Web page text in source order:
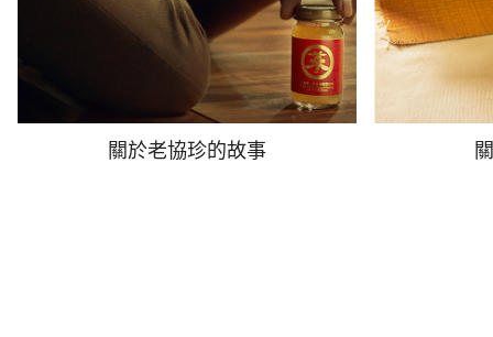
關於老協珍的故事